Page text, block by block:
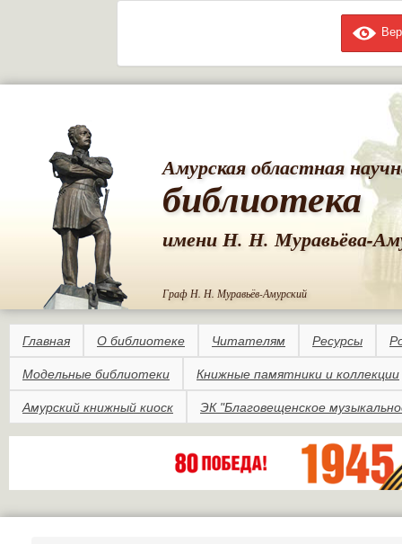
Амурская областная
библиотека
имени Н. Н. Муравьёва-
Граф Н. Н. Муравьёв-Амурский
Главная О библиотеке Читателям Ресурсы
Модельные библиотеки Книжные памятники и коллекции
Амурский книжный киоск ЭК "Благовещенское